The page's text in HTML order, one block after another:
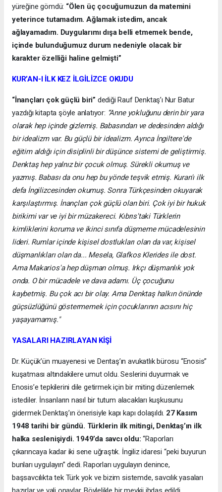
yüreğine gömdü: “Ölen üç çocuğumuzun da matemini
yeterince tutamadım. Ağlamak istedim, ancak
ağlayamadım. Duygularımı dışa belli etmemek bende,
içinde bulunduğumuz durum nedeniyle olacak bir
karakter özelliği haline gelmişti”
KUR’AN-I İLK KEZ İLGİLİZCE OKUDU
“İnançları çok güçlü biri” dediği Rauf Denktaş’ı Nur Batur
yazdığı kitapta şöyle anlatıyor: “Anne yokluğunu derin bir yara
olarak hep içinde gizlemiş. Babasından ve dedesinden aldığı
bir idealizm var. Bu güçlü bir idealizm. Ayrıca İngiltere'de
eğitim aldığı için disiplinli bir düşünce sistemi de geliştirmiş.
Denktaş hep yalnız bir çocuk olmuş. Sürekli okumuş ve
yazmış. Babası da onu hep bu yönde teşvik etmiş. Kuran'ı ilk
defa İngilizcesinden okumuş. Sonra Türkçesinden okuyarak
karşılaştırmış. İnançları çok güçlü olan biri. Çok iyi bir hukuk
birikimi var ve iyi bir müzakereci. Kıbrıs'taki Türklerin
kimliklerini koruma ve ikinci sınıfa düşmeme mücadelesinin
lideri. Rumlar içinde kişisel dostlukları olan da var, kişisel
düşmanlıkları olan da... Mesela, Glafkos Klerides ile dost.
Ama Makarios'a hep düşman olmuş. Irkçı düşmanlık yok
onda. O bir mücadele ve dava adamı. Üç çocuğunu
kaybetmiş. Bu çok acı bir olay. Ama Denktaş halkın önünde
güçsüzlüğünü göstermemek için çocuklarının acısını hiç
yaşayamamış."
YASALARI HAZIRLAYAN KİŞİ
Dr. Küçük’ün muayenesi ve Dentaş’ın avukatlık bürosu “Enosis”
kuşatması altındakilere umut oldu. Seslerini duyurmak ve
Enosis’e tepkilerini dile getirmek için bir miting düzenlemek
istediler. İnsanların nasıl bir tutum alacakları kuşkusunu
gidermek Denktaş’ın önerisiyle kapı kapı dolaşıldı. 27 Kasım
1948 tarihi bir gündü. Türklerin ilk mitingi, Denktaş’ın ilk
halka seslenişiydi. 1949’da savcı oldu:“Raporları
çıkarıncaya kadar iki sene uğraştık. İngiliz idaresi “peki buyurun
bunları uygulayın” dedi. Raporları uygulayın denince,
başsavcılıkta tek Türk yok ve bizim sistemde, savcılık yasaları